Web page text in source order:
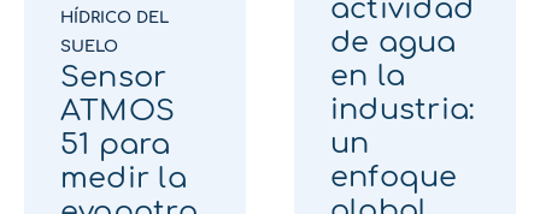
HÍDRICO DEL
SUELO
Sensor
ATMOS
51 para
medir la
actividad
de agua
en la
industria:
un
enfoque